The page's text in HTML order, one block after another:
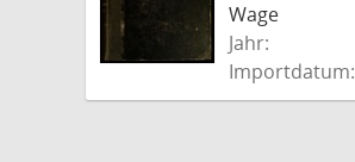
Wage
Jahr:
Importdatum: